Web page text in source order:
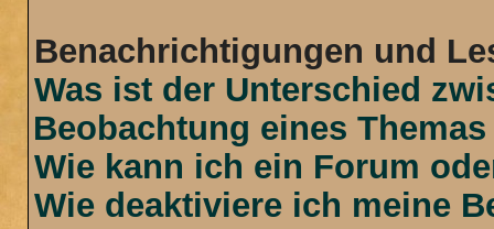
Benachrichtigungen und
Was ist der Unterschied
Beobachtung eines
Wie kann ich ein Forum
Wie deaktiviere ich meine